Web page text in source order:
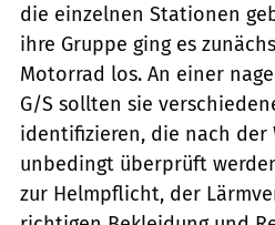
die einzelnen Stationen
ihre Gruppe ging es
Motorrad los. An einer
G/S sollten sie
identifizieren, die nach der
unbedingt überprüft
zur Helmpflicht, der